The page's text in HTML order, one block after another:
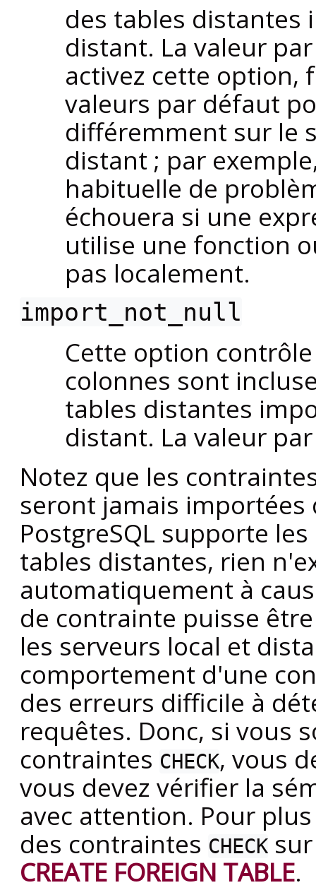
des tables distantes
distant. La valeur
activez cette option,
valeurs par défaut
différemment sur le
distant ; par
habituelle de
échouera si une
utilise une fonction
pas localement.
import_not_null
Cette option
colonnes sont
tables distantes
distant. La valeur
Notez que les
seront jamais
PostgreSQL supporte
tables distantes, rien
automatiquement à
de contrainte puisse
les serveurs local et
comportement d'une
des erreurs difficile à
requêtes. Donc, si vous
contraintes CHECK, vous
vous devez vérifier la
avec attention. Pour
des contraintes CHECK
CREATE FOREIGN TABLE.